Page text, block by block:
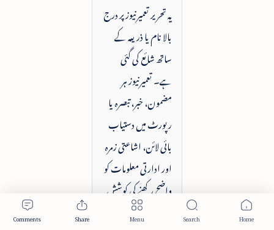
یہ تحریر تعمیرنیوز پر درج
بالا نام یا ذریعہ کے
ساتھ شائع کی گئی
ہے۔ تعمیرنیوز ہر
مضمون، خبر، تبصرہ یا
رپورٹ میں دستیاب
بائی لائن، اشاعتی زمرہ
اور ادارتی معلومات کو
واضح رکھنے کی کوشش
کرتا ہے۔